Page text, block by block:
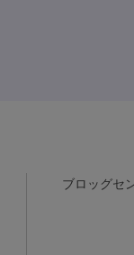
ブロッグセ